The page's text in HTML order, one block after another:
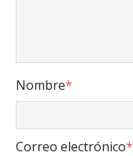
Nombre*
Correo electrónico*